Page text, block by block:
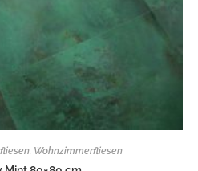
, Wohnzimmerfliesen